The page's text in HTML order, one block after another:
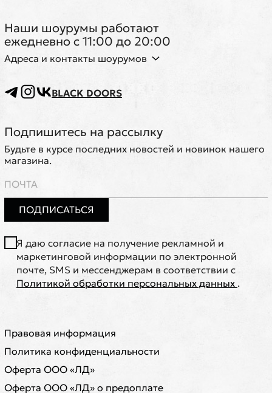
Наши шоурумы работают
ежедневно с 11:00 до 20:00
Адреса и контакты шоурумов
BLACK DOORS
Подпишитесь на рассылку
Будьте в курсе последних новостей и новинок нашего
магазина.
ПОДПИСАТЬСЯ
Я даю согласие на получение рекламной и
маркетинговой информации по электронной
почте, SMS и мессенджерам в соответствии с
Политикой обработки персональных данных .
Правовая информация
Политика конфиденциальности
Оферта ООО «ЛД»
Оферта ООО «ЛД» о предоплате